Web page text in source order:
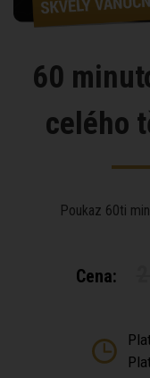
60
celého
Poukaz 60ti
Cena: